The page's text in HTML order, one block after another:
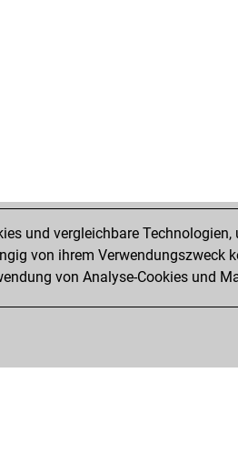
und vergleichbare
von ihrem Verwendungszweck
von Analyse-Cookies und